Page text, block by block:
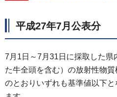
平成27年7月公表分
7月1日～7月31日に採取した県
た牛全頭を含む）の放射性物
のとおりいずれも基準値以下